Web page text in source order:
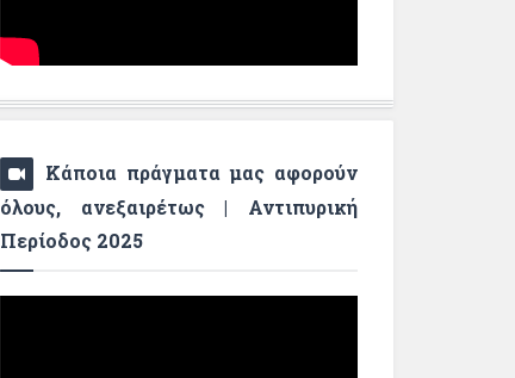
Κάποια πράγματα μας αφορούν
όλους, ανεξαιρέτως | Αντιπυρική
Περίοδος 2025